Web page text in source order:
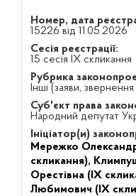
Номер, дата
15226 від 11.05.2026
Сесія реєстрації:
15 сесія IX скликання
Рубрика
Інші (заяви,
Суб'єкт права
Народний депутат
Ініціатор(и)
Мережко
скликання),
Орестівна (IX
Любимович (IX